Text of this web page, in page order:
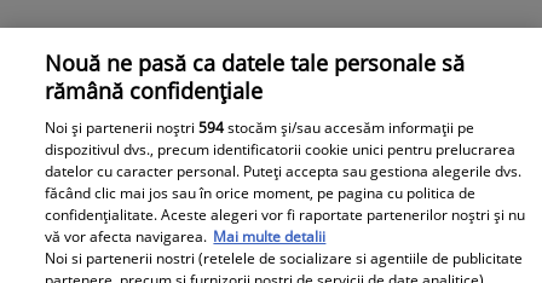
Nouă ne pasă ca datele tale personale să
rămână confidențiale
Noi și partenerii noștri594stocăm și/sau accesăm informații pe
dispozitivul dvs., precum identificatorii cookie unici pentru prelucrarea
datelor cu caracter personal. Puteți accepta sau gestiona alegerile dvs.
făcând clic mai jos sau în orice moment, pe pagina cu politica de
confidențialitate. Aceste alegeri vor fi raportate partenerilor noștri și nu
vă vor afecta navigarea. Mai multe detalii
Noi si partenerii nostri (retelele de socializare si agentiile de publicitate